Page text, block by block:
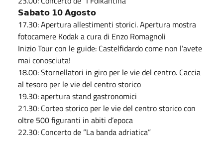
𝗦𝗮𝗯𝗮𝘁𝗼 𝟭𝟬 𝗔𝗴𝗼𝘀𝘁𝗼
17.30: Apertura allestimenti storici. Apertura mostra
fotocamere Kodak a cura di Enzo Romagnoli
Inizio Tour con le guide: Castelfidardo come non l’avete
mai conosciuta!
18.00: Stornellatori in giro per le vie del centro. Caccia
al tesoro per le vie del centro storico
19.30: apertura stand gastronomici
21.30: Corteo storico per le vie del centro storico con
oltre 500 figuranti in abiti d’epoca
22.30: Concerto de “La banda adriatica”